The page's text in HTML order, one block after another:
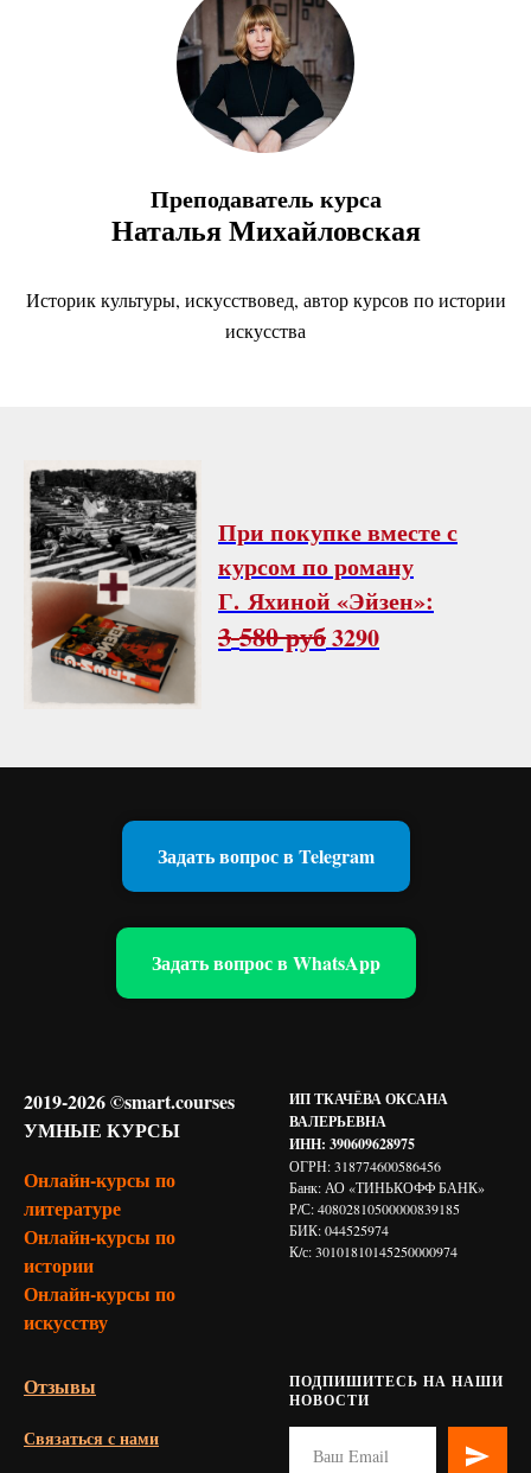
Преподаватель курса
Наталья Михайловская
Историк культуры, искусствовед, автор курсов по истории
искусства
При покупке вместе с
курсом по роману
Г. Яхиной «Эйзен»:
3 580 руб3290
Задать вопрос в Telegram
Задать вопрос в WhatsApp
2019-2026 ©smart.courses
УМНЫЕ КУРСЫ
Онлайн-курсы по
литературе
Онлайн-курсы по
истории
Онлайн-курсы по
искусству
ИП ТКАЧЁВА ОКСАНА
ВАЛЕРЬЕВНА
ИНН: 390609628975
ОГРН: 318774600586456
Банк: АО «ТИНЬКОФФ БАНК»
Р/С: 40802810500000839185
БИК: 044525974
К/с: 30101810145250000974
Отзывы
Связаться с нами
ПОДПИШИТЕСЬ НА НАШИ
НОВОСТИ